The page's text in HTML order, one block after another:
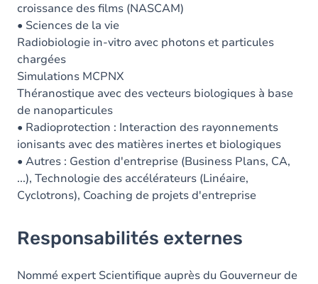
croissance des films (NASCAM)
• Sciences de la vie
Radiobiologie in-vitro avec photons et particules
chargées
Simulations MCPNX
Théranostique avec des vecteurs biologiques à base
de nanoparticules
• Radioprotection : Interaction des rayonnements
ionisants avec des matières inertes et biologiques
• Autres : Gestion d'entreprise (Business Plans, CA,
...), Technologie des accélérateurs (Linéaire,
Cyclotrons), Coaching de projets d'entreprise
Responsabilités externes
Nommé expert Scientifique auprès du Gouverneur de